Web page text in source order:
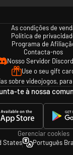
As condições de
Política de
Programa de
Contacta-nos
Nosso Servidor
Use o seu gift
sobre videojogos,
te à nossa
Gerenciar cookies
States
Português